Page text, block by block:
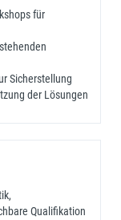
für
Sicherstellung
der Lösungen
Qualifikation